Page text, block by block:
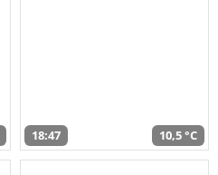
18:47 10,5 °C